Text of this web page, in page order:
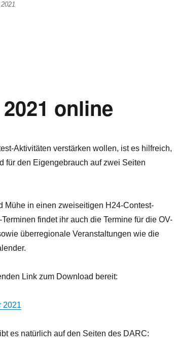
online
Aktivitäten verstärken wollen, ist es hilfreich,
für den Eigengebrauch auf zwei Seiten
Mühe in einen zweiseitigen H24-Contest-
findet ihr auch die Termine für die OV-
überregionale Veranstaltungen wie die
Link zum Download bereit:
2021
es natürlich auf den Seiten des DARC: